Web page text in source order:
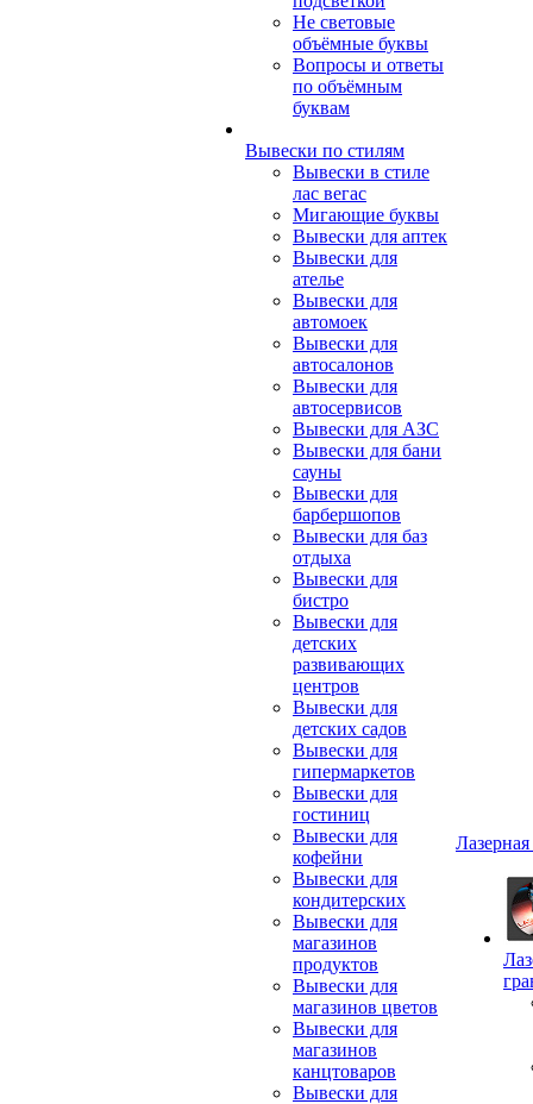
Не световые
объёмные буквы
Вопросы и ответы
по объёмным
буквам
Вывески по стилям
Вывески в стиле
лас вегас
Мигающие буквы
Вывески для аптек
Вывески для
ателье
Вывески для
автомоек
Вывески для
автосалонов
Вывески для
автосервисов
Вывески для АЗС
Вывески для бани
сауны
Вывески для
барбершопов
Вывески для баз
отдыха
Вывески для
бистро
Вывески для
детских
развивающих
центров
Вывески для
детских садов
Вывески для
гипермаркетов
Вывески для
гостиниц
Вывески для
кофейни
Вывески для
кондитерских
Вывески для
магазинов
продуктов
Вывески для
магазинов цветов
Вывески для
магазинов
канцтоваров
Вывески для
Лазерная